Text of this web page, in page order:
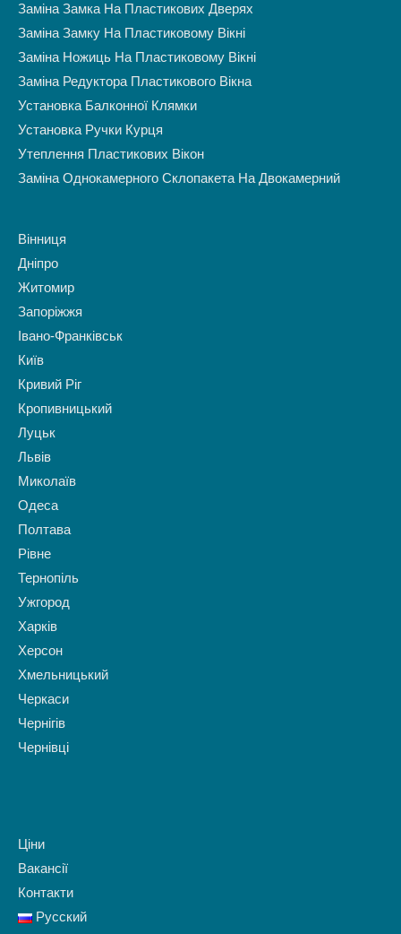
Заміна Замка На Пластикових Дверях
Заміна Замку На Пластиковому Вікні
Заміна Ножиць На Пластиковому Вікні
Заміна Редуктора Пластикового Вікна
Установка Балконної Клямки
Установка Ручки Курця
Утеплення Пластикових Вікон
Заміна Однокамерного Склопакета На Двокамерний
Вінниця
Дніпро
Житомир
Запоріжжя
Івано-Франківськ
Київ
Кривий Ріг
Кропивницький
Луцьк
Львів
Миколаїв
Одеса
Полтава
Рівне
Тернопіль
Ужгород
Харків
Херсон
Хмельницький
Черкаси
Чернігів
Чернівці
Ціни
Вакансії
Контакти
Русский